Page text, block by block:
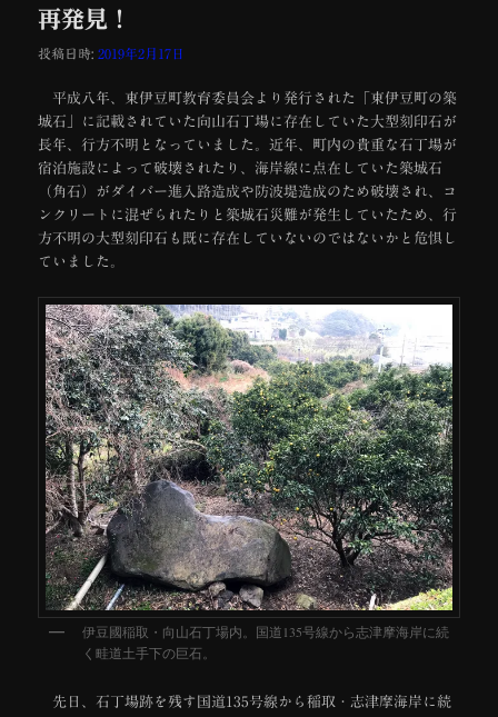
再発見！
投稿日時:2019年2月17日
平成八年、東伊豆町教育委員会より発行された「東伊豆町の築
城石」に記載されていた向山石丁場に存在していた大型刻印石が
長年、行方不明となっていました。近年、町内の貴重な石丁場が
宿泊施設によって破壊されたり、海岸線に点在していた築城石
（角石）がダイバー進入路造成や防波堤造成のため破壊され、コ
ンクリートに混ぜられたりと築城石災難が発生していたため、行
方不明の大型刻印石も既に存在していないのではないかと危惧し
ていました。
伊豆國稲取・向山石丁場内。国道135号線から志津摩海岸に続
く畦道土手下の巨石。
先日、石丁場跡を残す国道135号線から稲取・志津摩海岸に続